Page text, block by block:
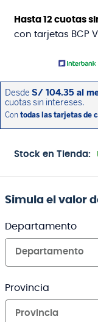
Hasta12 cuotas
con tarjetas BCP
Stock en Tienda:
Simula el valor
Departamento
Departamento
Provincia
Provincia